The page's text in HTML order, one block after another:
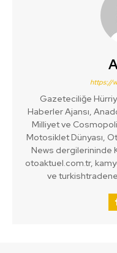
https://
Gazeteciliğe
Haberler Ajansı,
Milliyet ve
Motosiklet Dünyası,
News dergilerininde
otoaktuel.com.tr,
ve